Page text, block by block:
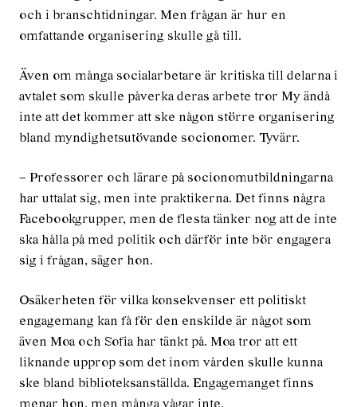
och i branschtidningar. Men frågan är hur en
omfattande organisering skulle gå till.
Även om många socialarbetare är kritiska till delarna i
avtalet som skulle påverka deras arbete tror My ändå
inte att det kommer att ske någon större organisering
bland myndighetsutövande socionomer. Tyvärr.
– Professorer och lärare på socionomutbildningarna
har uttalat sig, men inte praktikerna. Det finns några
Facebookgrupper, men de flesta tänker nog att de inte
ska hålla på med politik och därför inte bör engagera
sig i frågan, säger hon.
Osäkerheten för vilka konsekvenser ett politiskt
engagemang kan få för den enskilde är något som
även Moa och Sofia har tänkt på. Moa tror att ett
liknande upprop som det inom vården skulle kunna
ske bland biblioteksanställda. Engagemanget finns
menar hon, men många vågar inte.